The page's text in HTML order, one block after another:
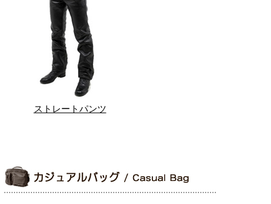
ストレートパンツ